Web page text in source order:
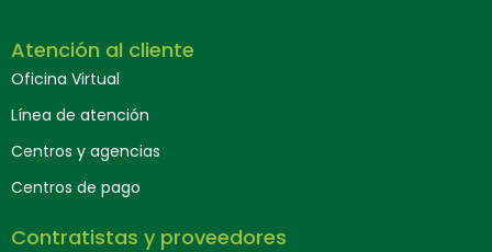
Atención al cliente
Oficina Virtual
Línea de atención
Centros y agencias
Centros de pago
Contratistas y proveedores